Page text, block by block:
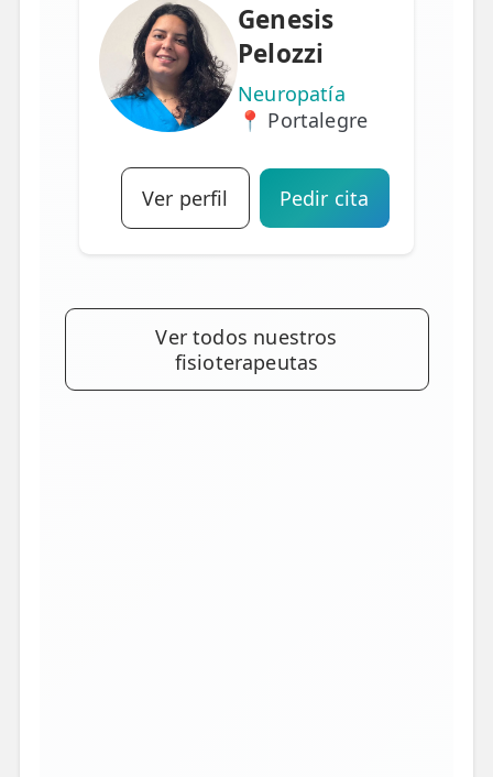
Genesis
Pelozzi
Neuropatía
📍 Portalegre
Ver perfil Pedir cita
Ver todos nuestros
fisioterapeutas